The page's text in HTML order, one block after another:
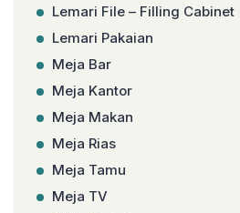
Lemari File – Filling Cabinet
Lemari Pakaian
Meja Bar
Meja Kantor
Meja Makan
Meja Rias
Meja Tamu
Meja TV